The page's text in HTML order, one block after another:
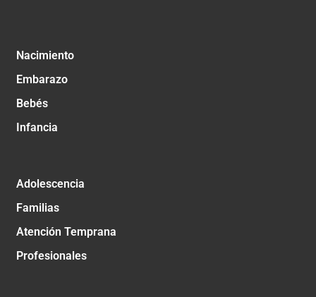
Nacimiento
Embarazo
Bebés
Infancia
Adolescencia
Familias
Atención Temprana
Profesionales